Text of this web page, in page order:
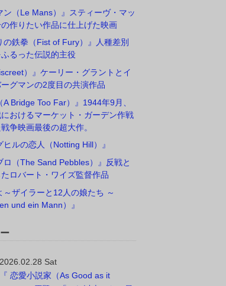
ン（Le Mans）』スティーヴ・マッ
作りたい作品に仕上げた映画
の鉄拳（Fist of Fury）』人種差別
るった伝説的主役
）』ケーリー・グラントとイ
グマンの2度目の共演作品
A Bridge Too Far）』1944年9月、
おけるマーケット・ガーデン作戦
争映画最後の超大作。
ヒルの恋人（Notting Hill）』
ロ（The Sand Pebbles）』反戦と
ロバート・ワイズ監督作品
～ザイラーと12人の娘たち ～
und ein Mann）』
2026.02.28 Sat
『 恋愛小説家（As Good as it